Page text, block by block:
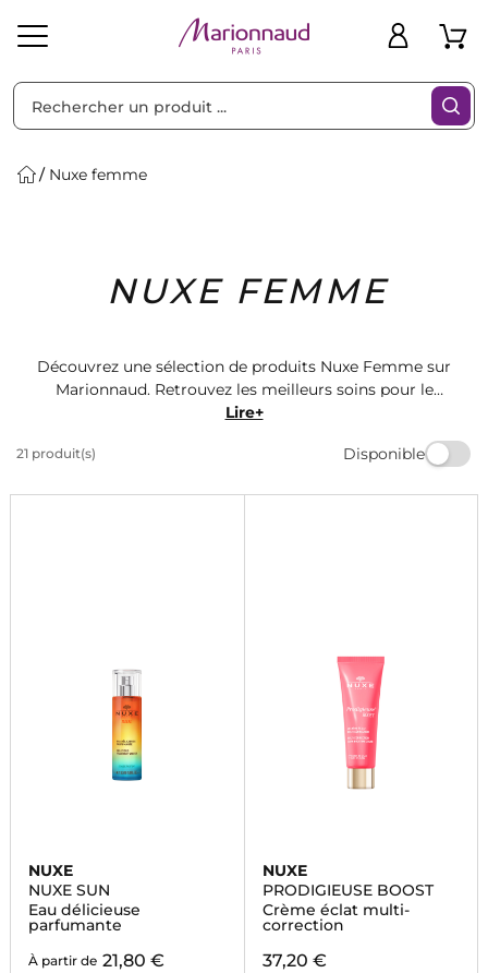
Solaire Homme Marques Idées
Cadeaux
Bons
Plans
Nuxe femme
NUXE FEMME
Découvrez une sélection de produits Nuxe Femme sur
Marionnaud. Retrouvez les meilleurs soins pour le
visage, le corps et les cheveux de la célèbre marque
prendre soin de vous au quotidien. Commandez dès
Lire+
21 produit(s) Disponible
Filtres
NUXE
NUXE SUN
Eau délicieuse
parfumante
À partir de 21,80 €
NUXE
PRODIGIEUSE BOOST
Crème éclat multi-
correction
37,20 €